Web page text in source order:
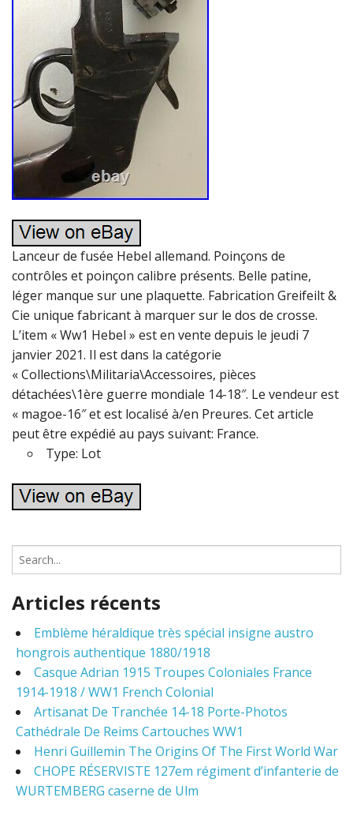
Lanceur de fusée Hebel allemand. Poinçons de
contrôles et poinçon calibre présents. Belle patine,
léger manque sur une plaquette. Fabrication Greifeilt &
Cie unique fabricant à marquer sur le dos de crosse.
L’item « Ww1 Hebel » est en vente depuis le jeudi 7
janvier 2021. Il est dans la catégorie
« Collections\Militaria\Accessoires, pièces
détachées\1ère guerre mondiale 14-18″. Le vendeur est
« magoe-16″ et est localisé à/en Preures. Cet article
peut être expédié au pays suivant: France.
Type: Lot
e
r
h
o
Articles récents
Emblème héraldique très spécial insigne austro
hongrois authentique 1880/1918
Casque Adrian 1915 Troupes Coloniales France
1914-1918 / WW1 French Colonial
Artisanat De Tranchée 14-18 Porte-Photos
Cathédrale De Reims Cartouches WW1
Henri Guillemin The Origins Of The First World War
CHOPE RÉSERVISTE 127em régiment d’infanterie de
WURTEMBERG caserne de Ulm